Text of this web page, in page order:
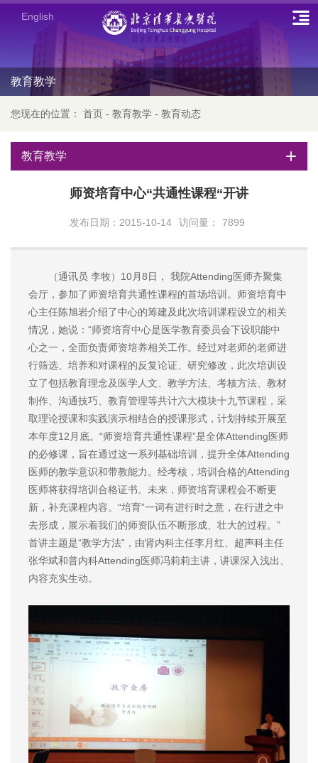
English
教育教学
您现在的位置： 首页 - 教育教学 - 教育动态
教育教学
师资培育中心“共通性课程“开讲
发布日期：2015-10-14 访问量： 7899
（通讯员 李牧）10月8日， 我院Attending医师齐聚集
会厅，参加了师资培育共通性课程的首场培训。师资培育中
心主任陈旭岩介绍了中心的筹建及此次培训课程设立的相关
情况，她说：“师资培育中心是医学教育委员会下设职能中
心之一，全面负责师资培养相关工作。经过对老师的老师进
行筛选、培养和对课程的反复论证、研究修改，此次培训设
立了包括教育理念及医学人文、教学方法、考核方法、教材
制作、沟通技巧、教育管理等共计六大模块十九节课程，采
取理论授课和实践演示相结合的授课形式，计划持续开展至
本年度12月底。“师资培育共通性课程”是全体Attending医师
的必修课，旨在通过这一系列基础培训，提升全体Attending
医师的教学意识和带教能力。经考核，培训合格的Attending
医师将获得培训合格证书。未来，师资培育课程会不断更
新，补充课程内容。“培育”一词有进行时之意，在行进之中
去形成，展示着我们的师资队伍不断形成、壮大的过程。”
首讲主题是“教学方法”，由肾内科主任李月红、超声科主任
张华斌和普内科Attending医师冯莉莉主讲，讲课深入浅出、
内容充实生动。